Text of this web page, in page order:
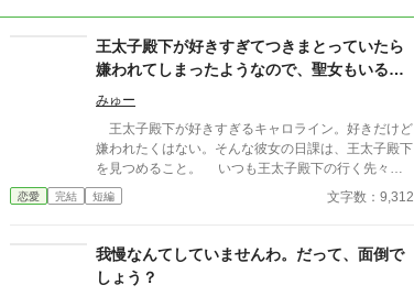
王太子殿下が好きすぎてつきまとっていたら
嫌われてしまったようなので、聖女もいるこ
とだし悪役令嬢の私は退散することにしまし
みゅー
王太子殿下が好きすぎるキャロライン。好きだけど
嫌われたくはない。そんな彼女の日課は、王太子殿下
を見つめること。 いつも王太子殿下の行く先々に
出没して王太子殿下を見つめていたが、ついにそんな
生活が終わるときが来る。 聖女が現れたのだ。そ
世界に転生していてそこで悪役令嬢だったことを思い
出す。 王太子殿下に嫌われたくはないキャロライ
ンは、王太子殿下の前から姿を消すことにした。そん
恋愛 完結 短編 文字数：9,312
我慢なんてしていませんわ。だって、面倒で
しょう？